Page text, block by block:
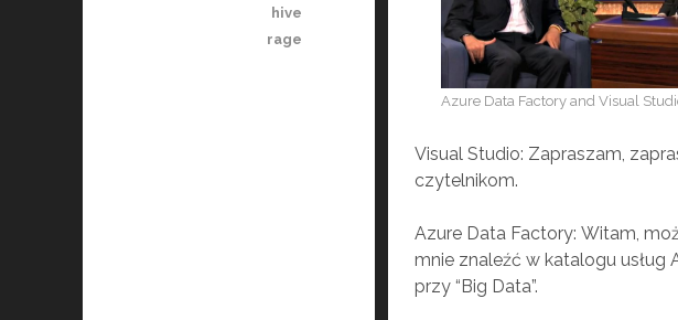
Azure Data Factory and Visual
Visual Studio: Zapraszam,
czytelnikom.
Azure Data Factory: Witam,
mnie znaleźć w katalogu usług
przy “Big Data”.
hive
rage